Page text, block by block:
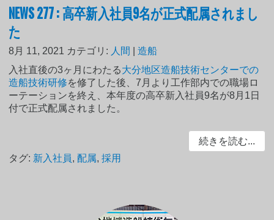
NEWS 277 : 高卒新入社員9名が正式配属されまし
た
8月 11, 2021 カテゴリ: 人間 |造船
入社直後の3ヶ月にわたる大分地区造船技術センターでの
造船技術研修を修了した後、7月より工作部内での職場ロ
ーテーションを終え、本年度の高卒新入社員9名が8月1日
付で正式配属されました。
続きを読む...
タグ: 新入社員, 配属,採用